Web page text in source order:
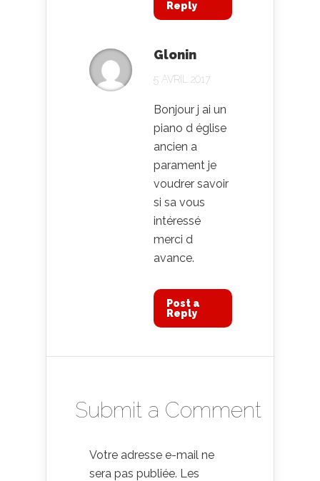
Reply
Glonin
5 AVRIL 2017
Bonjour j ai un
piano d église
ancien a
parament je
voudrer savoir
si sa vous
intéressé
merci d
avance.
Post a
Reply
Submit a Comment
Votre adresse e-mail ne
sera pas publiée. Les